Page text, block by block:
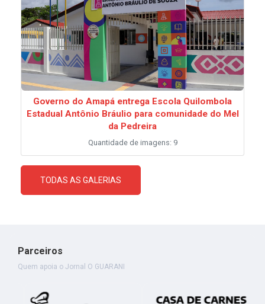
Governo do Amapá entrega Escola Quilombola
Estadual Antônio Bráulio para comunidade do Mel
da Pedreira
Quantidade de imagens: 9
TODAS AS GALERIAS
Parceiros
Quem apoia o Jornal O GUARANI